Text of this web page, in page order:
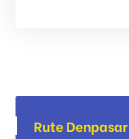
Rute Denpasar